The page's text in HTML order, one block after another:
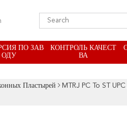
ПО ЗАВ
ОДУ
КОНТРОЛЬ КАЧЕСТ
ВА
Пластырей
MTRJ PC To ST